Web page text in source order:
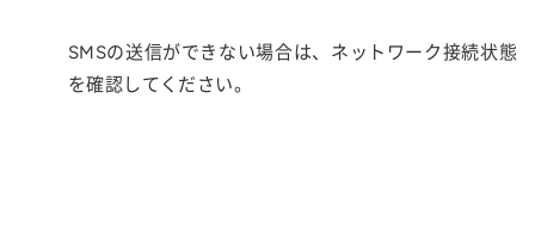
SMSの送信ができない場合は、ネットワーク接続状態
を確認してください。